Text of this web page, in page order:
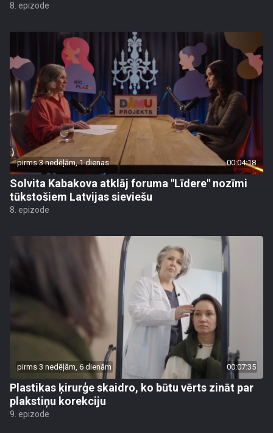
8. epizode
pirms 3 nedēļām, 1 dienas 00:04:18
Solvita Kabakova atklāj foruma "Līdere" nozīmi
tūkstošiem Latvijas sieviešu
8. epizode
pirms 3 nedēļām, 6 dienām 00:07:35
Plastikas ķirurģe skaidro, ko būtu vērts zināt par
plakstiņu korekciju
9. epizode